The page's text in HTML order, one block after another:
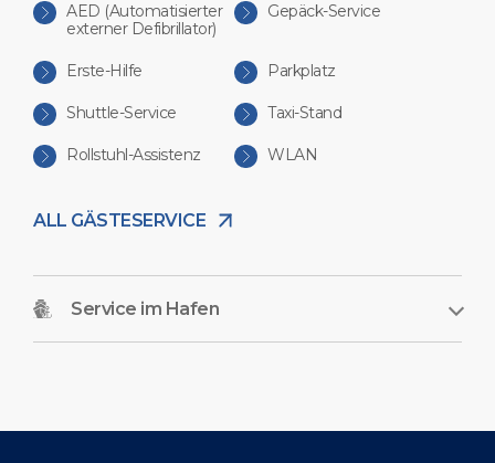
AED (Automatisierter
externer Defibrillator)
Gepäck-Service
Erste-Hilfe Parkplatz
Shuttle-Service Taxi-Stand
Rollstuhl-Assistenz WLAN
ALL GÄSTESERVICE
Service im Hafen